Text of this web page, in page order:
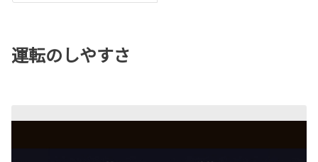
運転のしやすさ